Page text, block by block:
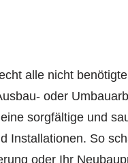
alle nicht
oder
sorgfältige und
Installationen. So
oder Ihr